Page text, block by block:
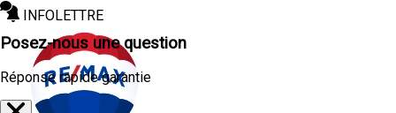
INFOLETTRE
Posez-nous une question
Réponse rapide garantie